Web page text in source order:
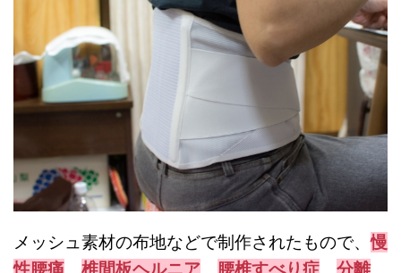
メッシュ素材の布地などで制作されたもので、慢